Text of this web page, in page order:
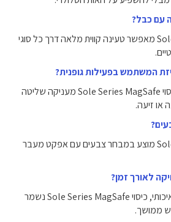
עם כבל?
כן, כיסוי Sole Series MagSafe מאפשר טעינה קווית מלאה דרך כל סוגי
המשתמש בפעילות גופנית?
בהחלט, דוגמת האחיזה בכיסוי Sole Series MagSafe מעניקה שליטה
או זיעה.
כן, כיסוי Sole Series MagSafe מוצע במבחר צבעים עם אפקט מעבר
לאורך זמן?
כן, בזכות שילוב החומרים האיכותי, כיסוי Sole Series MagSafe נשמר
ממושך.